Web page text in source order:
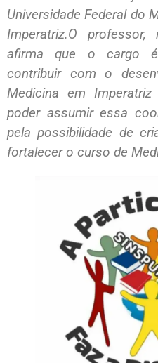
Universidade Federal do
Imperatriz.O professor,
afirma que o cargo
contribuir com o
Medicina em
poder assumir essa
pela possibilidade de
fortalecer o curso de